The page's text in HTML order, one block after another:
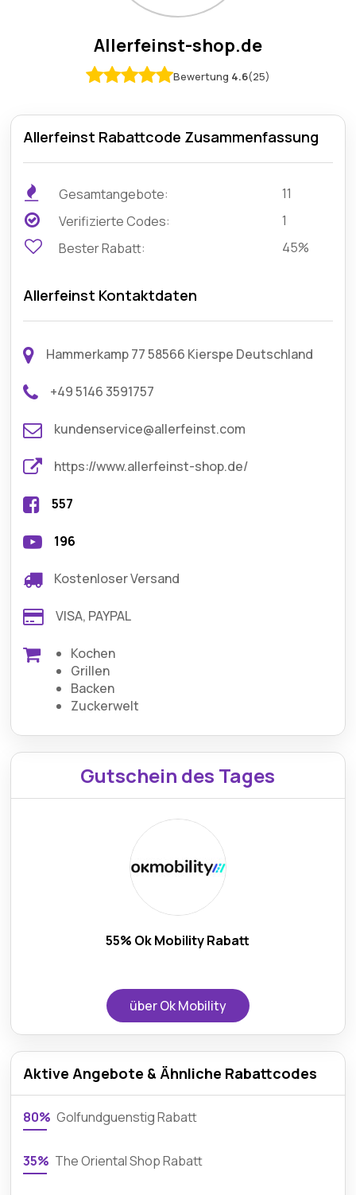
Allerfeinst-shop.de
Bewertung 4.6(25)
Allerfeinst Rabattcode Zusammenfassung
Gesamtangebote:
11
Verifizierte Codes:
1
Bester Rabatt:
45%
Allerfeinst Kontaktdaten
Hammerkamp 77 58566 Kierspe Deutschland
+49 5146 3591757
kundenservice@allerfeinst.com
https://www.allerfeinst-shop.de/
557
196
Kostenloser Versand
VISA, PAYPAL
Kochen
Grillen
Backen
Zuckerwelt
Gutschein des Tages
55% Ok Mobility Rabatt
über Ok Mobility
Aktive Angebote & Ähnliche Rabattcodes
80% Golfundguenstig Rabatt
35% The Oriental Shop Rabatt